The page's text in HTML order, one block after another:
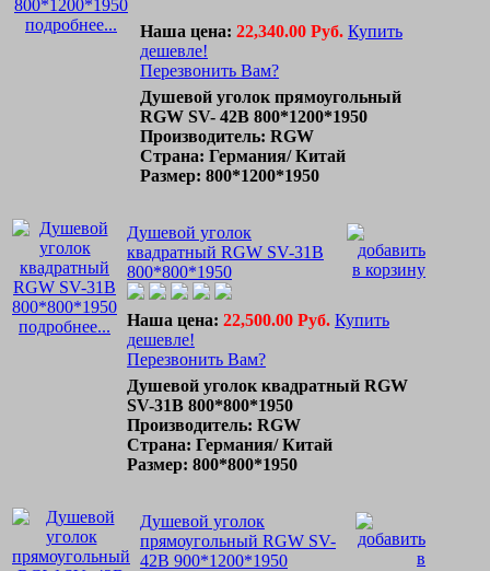
подробнее... Наша цена: 22,340.00 Руб. Купить
дешевле!
Перезвонить Вам?
Душевой уголок прямоугольный
RGW SV- 42B 800*1200*1950
Производитель: RGW
Страна: Германия/ Китай
Размер: 800*1200*1950
подробнее...
Душевой уголок
квадратный RGW SV-31B
800*800*1950
Наша цена: 22,500.00 Руб. Купить
дешевле!
Перезвонить Вам?
Душевой уголок квадратный RGW
SV-31B 800*800*1950
Производитель: RGW
Страна: Германия/ Китай
Размер: 800*800*1950
Душевой уголок
прямоугольный RGW SV-
42B 900*1200*1950